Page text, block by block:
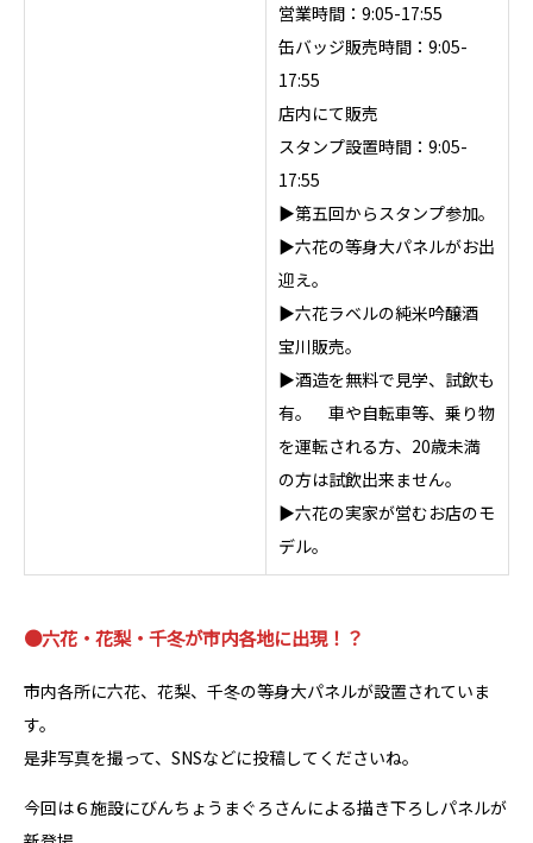
営業時間：9:05-17:55
缶バッジ販売時間：9:05-
17:55
店内にて販売
スタンプ設置時間：9:05-
17:55
▶第五回からスタンプ参加。
▶六花の等身大パネルがお出
迎え。
▶六花ラベルの純米吟醸酒
宝川販売。
▶酒造を無料で見学、試飲も
有。 車や自転車等、乗り物
を運転される方、20歳未満
の方は試飲出来ません。
▶六花の実家が営むお店のモ
デル。
●六花・花梨・千冬が市内各地に出現！？
市内各所に六花、花梨、千冬の等身大パネルが設置されていま
す。
是非写真を撮って、SNSなどに投稿してくださいね。
今回は６施設にびんちょうまぐろさんによる描き下ろしパネルが